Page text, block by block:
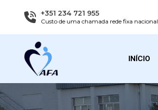
+351 234 721 955
Custo de uma chamada rede fixa nacional
INÍCIO